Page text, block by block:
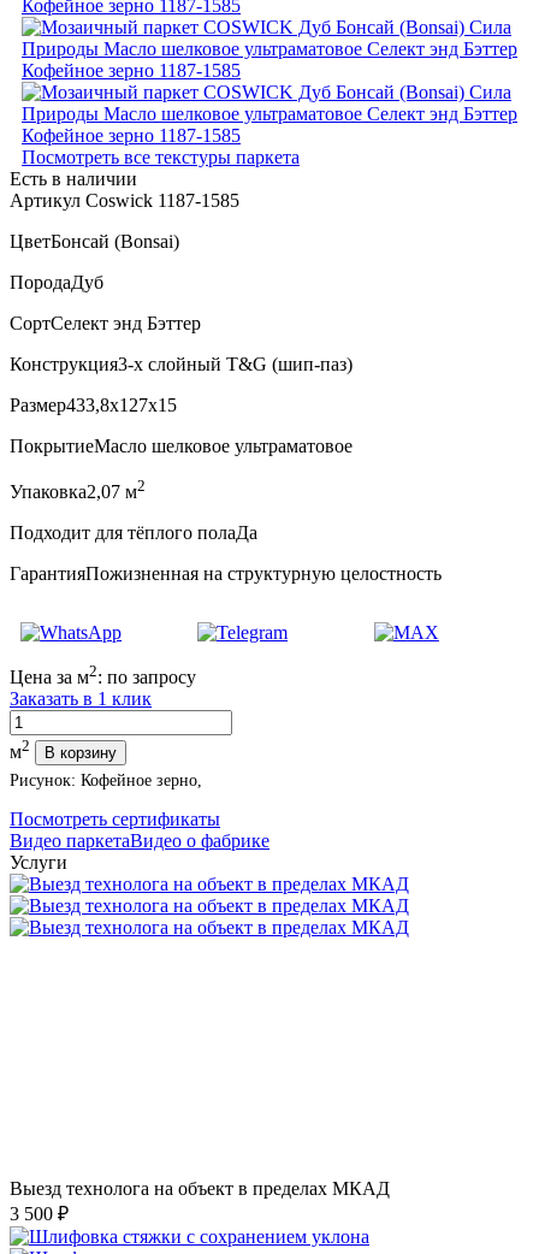
Посмотреть все текстуры паркета
Есть в наличии
Артикул Coswick 1187-1585
ЦветБонсай (Bonsai)
ПородаДуб
СортСелект энд Бэттер
Конструкция3-х слойный T&G (шип-паз)
Размер433,8x127x15
ПокрытиеМасло шелковое ультраматовое
Упаковка2,07 м2
Подходит для тёплого полаДа
ГарантияПожизненная на структурную целостность
Цена за м2: по запросу
Заказать в 1 клик
Количество
м2
В корзину
Рисунок: Кофейное зерно,
Посмотреть сертификаты
Видео паркетаВидео о фабрике
Услуги
Выезд технолога на объект в пределах МКАД
3 500 ₽